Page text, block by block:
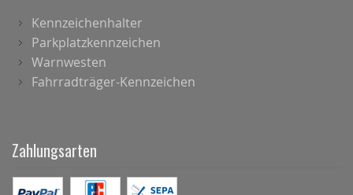
Kennzeichenhalter
Parkplatzkennzeichen
Warnwesten
Fahrradträger-Kennzeichen
Zahlungsarten